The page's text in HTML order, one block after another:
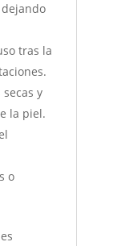
tras la
y
la piel.
o